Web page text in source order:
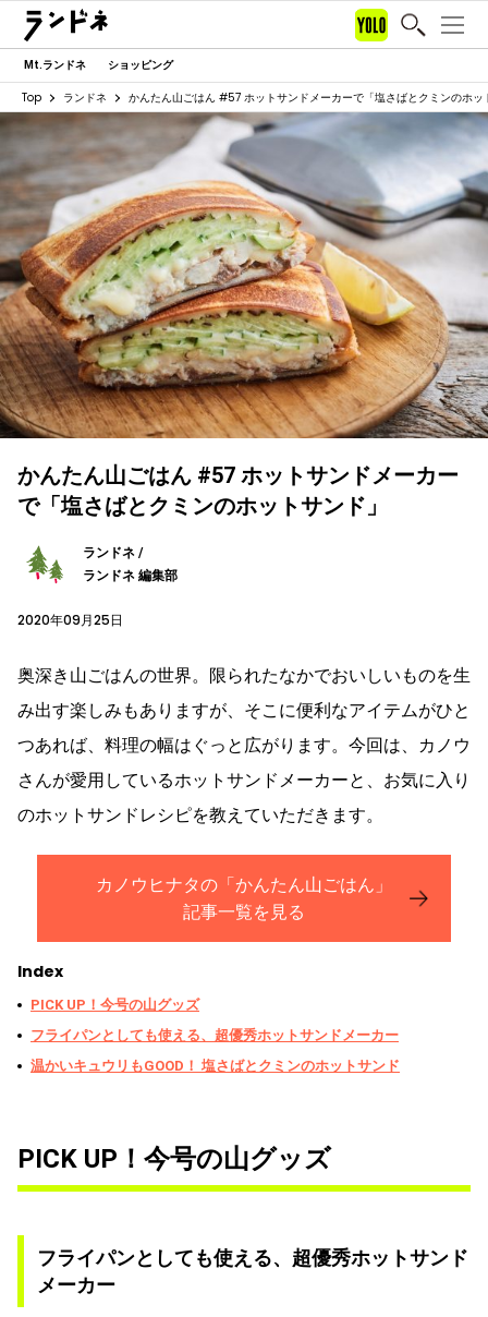
Mt.ランドネ ショッピング
Top ランドネ かんたん山ごはん #57 ホットサンドメーカーで「塩さばとクミンのホッ
かんたん山ごはん #57 ホットサンドメーカー
で「塩さばとクミンのホットサンド」
ランドネ /
ランドネ 編集部
2020年09月25日
奥深き山ごはんの世界。限られたなかでおいしいものを生
み出す楽しみもありますが、そこに便利なアイテムがひと
つあれば、料理の幅はぐっと広がります。今回は、カノウ
さんが愛用しているホットサンドメーカーと、お気に入り
のホットサンドレシピを教えていただきます。
カノウヒナタの「かんたん山ごはん」
記事一覧を見る
Index
PICK UP！今号の山グッズ
フライパンとしても使える、超優秀ホットサンドメーカー
温かいキュウリもGOOD！ 塩さばとクミンのホットサンド
PICK UP！今号の山グッズ
フライパンとしても使える、超優秀ホットサンド
メーカー